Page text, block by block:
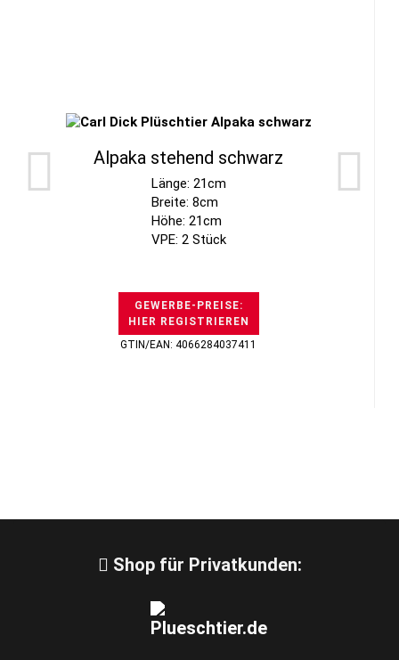
Alpaka stehend schwarz
Länge: 21cm
Breite: 8cm
Höhe: 21cm
VPE: 2 Stück
GEWERBE-PREISE:
HIER REGISTRIEREN
GTIN/EAN: 4066284037411
Shop für Privatkunden: